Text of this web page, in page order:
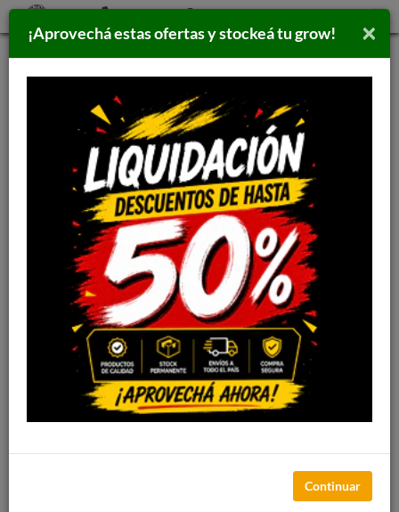
TRITURADOR TABACO
CARGADOR
×
¡Aprovechá estas ofertas y stockeá tu grow!
Continuar